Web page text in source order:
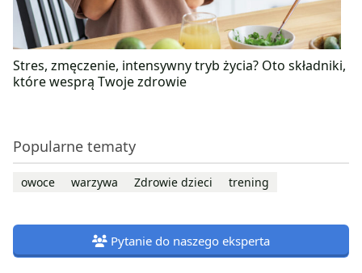
Stres, zmęczenie, intensywny tryb życia? Oto składniki,
które wesprą Twoje zdrowie
Popularne tematy
owoce warzywa Zdrowie dzieci trening
Pytanie do naszego eksperta